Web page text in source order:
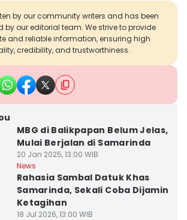
by our community writers and has been
by our editorial team. We strive to provide
and reliable information, ensuring high
credibility, and trustworthiness.
MBG di Balikpapan Belum Jelas,
Mulai Berjalan di Samarinda
20 Jan 2025, 13:00 WIB
News
Rahasia Sambal Datuk Khas
Samarinda, Sekali Coba Dijamin
Ketagihan
18 Jul 2026, 13:00 WIB